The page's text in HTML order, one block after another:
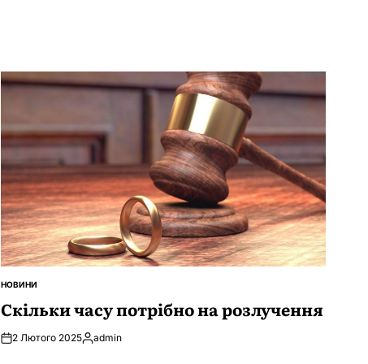
ОПУБЛІКУВАТИ
НОВИНИ
Скільки часу потрібно на розлучення
2 Лютого 2025Опубліковано
admin